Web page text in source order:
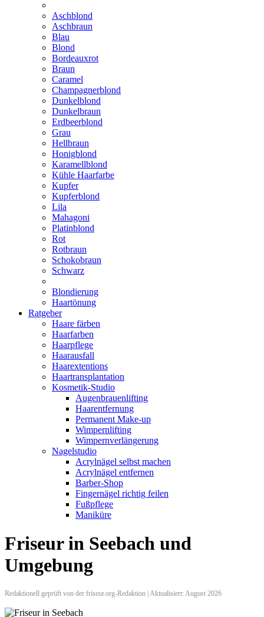
Aschblond
Aschbraun
Blau
Blond
Bordeauxrot
Braun
Caramel
Champagnerblond
Dunkelblond
Dunkelbraun
Erdbeerblond
Grau
Hellbraun
Honigblond
Karamellblond
Kühle Haarfarbe
Kupfer
Kupferblond
Lila
Mahagoni
Platinblond
Rot
Rotbraun
Schokobraun
Schwarz
Blondierung
Haartönung
Ratgeber
Haare färben
Haarfarben
Haarpflege
Haarausfall
Haarextentions
Haartransplantation
Kosmetik-Studio
Augenbrauenlifting
Haarentfernung
Permanent Make-up
Wimpernlifting
Wimpernverlängerung
Nagelstudio
Acrylnägel selbst machen
Acrylnägel entfernen
Barber-Shop
Fingernägel richtig feilen
Fußpflege
Maniküre
Friseur in Seebach und
Umgebung
Redaktionell geprüft von der friseur.org-Redaktion | Aktualisiert: August 2026